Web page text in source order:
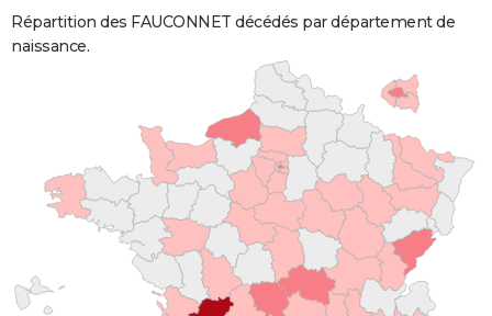
Répartition des FAUCONNET décédés par département de
naissance.